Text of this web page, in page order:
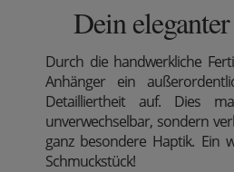
Dein
Durch die handwerkliche
Anhänger ein
Detailliertheit auf. Dies
unverwechselbar, sondern
ganz besondere Haptik. Ein
Schmuckstück!